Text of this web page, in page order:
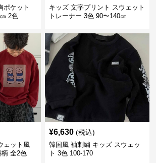
ポケット
2色
キッズ 文字プリント スウェット
トレーナー 3色 90〜140㎝
ェット風
全2色
¥6,630 (税込)
韓国風 袖刺繍 キッズ スウェッ
ト 3色 100-170